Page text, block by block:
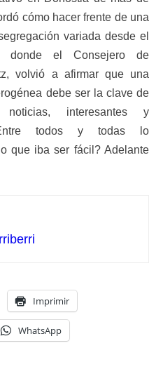
cómo hacer frente de una
variada desde el
donde el Consejero de
volvió a afirmar que una
debe ser la clave de
interesantes y
Entre todos y todas lo
que iba ser fácil? Adelante
Imprimir
WhatsApp